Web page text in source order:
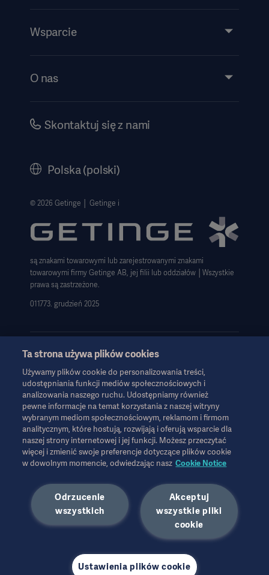
Usługi
Wsparcie
Wydarzenia
Dyrektywa o ochronie sygnalistów
O nas
Kariera
Polityka prywatności strony internetowej
Zastrzeżenie dotyczące korzystania z witryny
Informacja o plikach cookie
Deklaracja zgodności z GDPR
Strategia podatkowa 2023
Skontaktuj się z nami
Polska (polski)
© 2026 Getinge │ Getinge i
są znakami towarowymi lub zarejestrowanymi znakami
towarowymi firmy Getinge AB, jej filii lub oddziałów │Wszystkie
prawa są zastrzeżone.
011773. grudzień 2025
Informacje te są przeznaczone wyłącznie dla pracowników służby
zdrowia lub innych profesjonalnych odbiorców i mają charakter
wyłącznie informacyjny, nie są wyczerpujące i dlatego nie należy
ich traktować jako zamiennika instrukcji obsługi, instrukcji
serwisowej lub porady lekarskiej. Firma Getinge nie ponosi
odpowiedzialności za jakiekolwiek działania lub zaniechania
jakiejkolwiek strony oparte na tych materiałach, a poleganie na
nich odbywa się wyłącznie na ryzyko użytkownika.
dostępne lub dozwolone w danym kraju. Informacji nie wolno
kopiować ani wykorzystywać, w całości lub w części, bez
pisemnej zgody firmy Getinge.
Informacje te są przeznaczone dla międzynarodowej
rozmówcy i nie muszą odzwierciedlać ani reprezentować
poglądów firmy Getinge
Ta strona używa plików cookies
Używamy plików cookie do personalizowania treści,
udostępniania funkcji mediów społecznościowych i
analizowania naszego ruchu. Udostępniamy również
pewne informacje na temat korzystania z naszej witryny
wybranym mediom społecznościowym, reklamom i firmom
analitycznym, które hostują, rozwijają i oferują wsparcie dla
naszej strony internetowej i jej funkcji. Możesz przeczytać
więcej i zmienić swoje preferencje dotyczące plików cookie
w dowolnym momencie, odwiedzając nasz Cookie Notice
Akceptuj
wszystkie pliki
cookie
Odrzucenie
wszystkich
Ustawienia plików cookie